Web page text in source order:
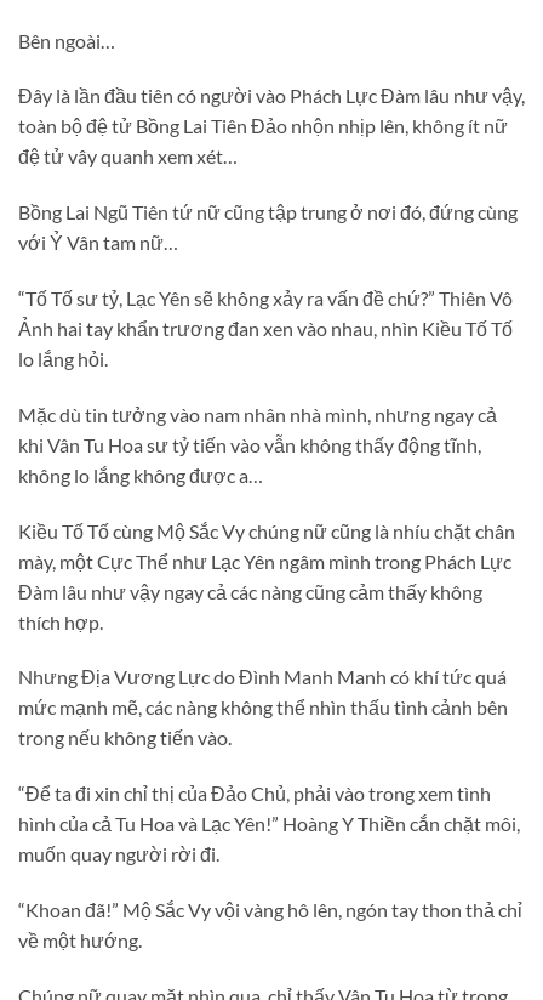
Bên ngoài…
Đây là lần đầu tiên có người vào Phách Lực Đàm lâu như vậy,
toàn bộ đệ tử Bồng Lai Tiên Đảo nhộn nhịp lên, không ít nữ
đệ tử vây quanh xem xét…
Bồng Lai Ngũ Tiên tứ nữ cũng tập trung ở nơi đó, đứng cùng
với Ỷ Vân tam nữ…
“Tố Tố sư tỷ, Lạc Yên sẽ không xảy ra vấn đề chứ?” Thiên Vô
Ảnh hai tay khẩn trương đan xen vào nhau, nhìn Kiều Tố Tố
lo lắng hỏi.
Mặc dù tin tưởng vào nam nhân nhà mình, nhưng ngay cả
khi Vân Tu Hoa sư tỷ tiến vào vẫn không thấy động tĩnh,
không lo lắng không được a…
Kiều Tố Tố cùng Mộ Sắc Vy chúng nữ cũng là nhíu chặt chân
mày, một Cực Thể như Lạc Yên ngâm mình trong Phách Lực
Đàm lâu như vậy ngay cả các nàng cũng cảm thấy không
thích hợp.
Nhưng Địa Vương Lực do Đình Manh Manh có khí tức quá
mức mạnh mẽ, các nàng không thể nhìn thấu tình cảnh bên
trong nếu không tiến vào.
“Để ta đi xin chỉ thị của Đảo Chủ, phải vào trong xem tình
hình của cả Tu Hoa và Lạc Yên!” Hoàng Y Thiền cắn chặt môi,
muốn quay người rời đi.
“Khoan đã!” Mộ Sắc Vy vội vàng hô lên, ngón tay thon thả chỉ
về một hướng.